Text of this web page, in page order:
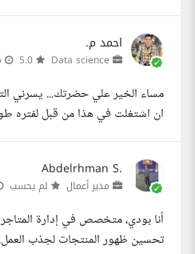
احمد م.
مساء الخير علي حضرتك... يسرني
ان اشتغلت في هذا من قبل لفتره
Abdelrhman S.
مدير أعمال لم يحسب
أنا بودي، متخصص في إدارة
تحسين ظهور المنتجات لجذب